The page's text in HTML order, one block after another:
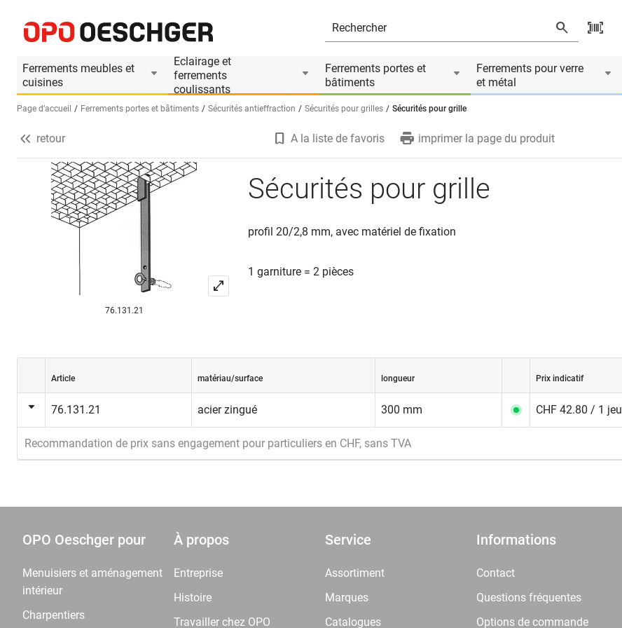
Ferrements meubles et
cuisines
Eclairage et
ferrements
coulissants
Ferrements portes et
bâtiments
Ferrements pour verre
et métal
Sélectionnez une langue (FR)
Page d’accueil Ferrements portes et bâtiments Sécurités antieffraction Sécurités pour grilles Sécurités pour grille
Informations produit
retour A la liste de favoris imprimer la page du produit
76.131.21
Sécurités pour grille
profil 20/2,8 mm, avec matériel de fixation
1 garniture = 2 pièces
Article matériau/surface longueur Prix indicatif
76.131.21 acier zingué 300 mm CHF 42.80 / 1 jeu
Recommandation de prix sans engagement pour particuliers en CHF, sans TVA
OPO Oeschger pour
Menuisiers et aménagement
intérieur
Charpentiers
À propos
Entreprise
Histoire
Travailler chez OPO
Service
Assortiment
Marques
Catalogues
Informations
Contact
Questions fréquentes
Options de commande